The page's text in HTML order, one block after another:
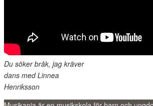
Du söker bråk, jag kräver
dans med Linnea
Henriksson